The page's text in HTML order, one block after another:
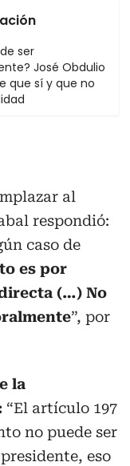
ser
José Obdulio
que sí y que no
al
respondió:
caso de
es por
(…) No
”, por
la
“El artículo 197
no puede ser
eso